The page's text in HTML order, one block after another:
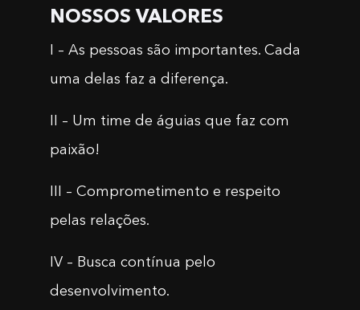
NOSSOS VALORES
I – As pessoas são importantes. Cada
uma delas faz a diferença.
II – Um time de águias que faz com
paixão!
III – Comprometimento e respeito
pelas relações.
IV – Busca contínua pelo
desenvolvimento.